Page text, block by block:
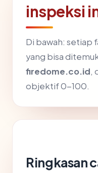
inspeksi
Di bawah: setiap
yang bisa
firedome.co.id,
objektif 0-100.
Ringkasan